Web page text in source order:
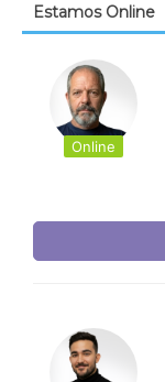
Estamos Online